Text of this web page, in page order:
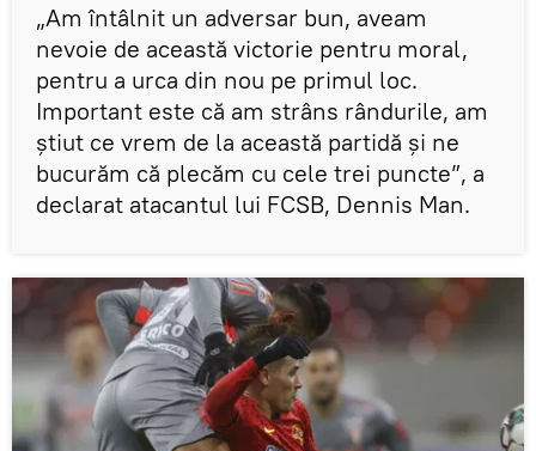
„Am întâlnit un adversar bun, aveam
nevoie de această victorie pentru moral,
pentru a urca din nou pe primul loc.
Important este că am strâns rândurile, am
știut ce vrem de la această partidă și ne
bucurăm că plecăm cu cele trei puncte”, a
declarat atacantul lui FCSB, Dennis Man.